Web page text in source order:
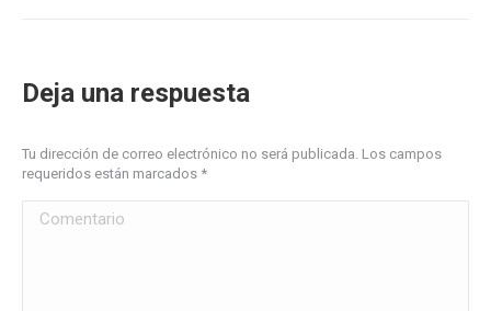
Deja una respuesta
Tu dirección de correo electrónico no será publicada. Los campos
requeridos están marcados *
Comentario